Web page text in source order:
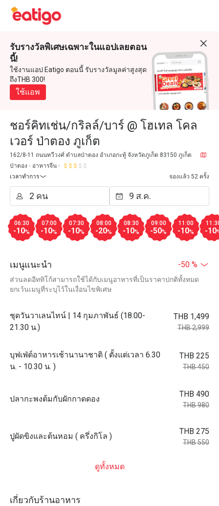
รับรางวัลพิเศษเฉพาะในแอปเลยตอน
นี้!
ใช้งานแอป Eatigo ตอนนี้ รับรางวัลมูลค่าสูงสุด
ถึงTHB 300!
ใช้แอพ
ชอร์คิทเช่น/กริลล์/บาร์ @ โฮเทล โคล
เวอร์ ป่าตอง ภูเก็ต
162/8-11 ถนนทวีวงศ์ ตำบลป่าตอง อำเภอกะทู้ จังหวัดภูเก็ต 83150 ภูเก็ต
ป่าตอง
อาหารจีน
เวลาทำการ
จองแล้ว 52 ครั้ง
06:30
-10%
07:00
-10%
07:30
-10%
08:00
-20%
08:30
-10%
09:00
-50%
11:00
-10% -10
เมนูแนะนำ -50 %
ส่วนลดอีททิโก้สามารถใช้ได้กับเมนูอาหารที่เป็นราคาปกติทั้งหมด
ยกเว้นเมนูที่ระบุไว้ในเงื่อนไขพิเศษ
ชุดวันวาเลนไทน์ | 14 กุมภาพันธ์ (18.00-
21.30 น.)
THB 1,499
THB 2,999
บุฟเฟ่ต์อาหารเช้านานาชาติ ( ตั้งแต่เวลา 6.30
น. - 10.30 น. )
THB 225
THB 450
ปลากะพงต้มกับผักกาดดอง
THB 490
THB 980
ปูผัดขิงและต้นหอม ( ครึ่งกิโล​ )
THB 275
THB 550
ดูทั้งหมด
เกี่ยวกับร้านอาหาร